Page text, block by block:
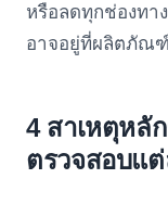
หรือลดทุกช่องทา
อาจอยู่ที่ผลิตภัณ
4 สาเหตุหลั
ตรวจสอบแต่